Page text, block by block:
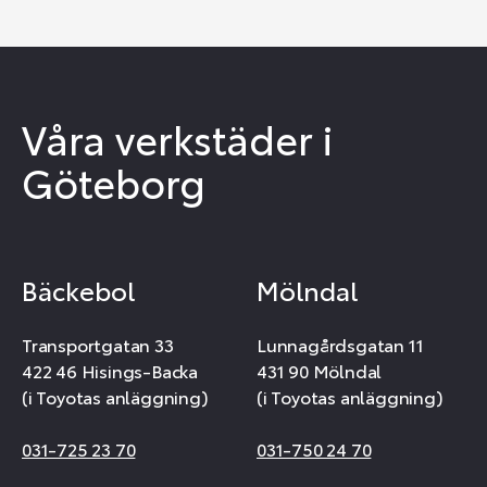
Våra verkstäder i
Göteborg
Bäckebol
Transportgatan 33
422 46 Hisings-Backa
(i Toyotas anläggning)
031-725 23 70
Mölndal
Lunnagårdsgatan 11
431 90 Mölndal
(i Toyotas anläggning)
031-750 24 70